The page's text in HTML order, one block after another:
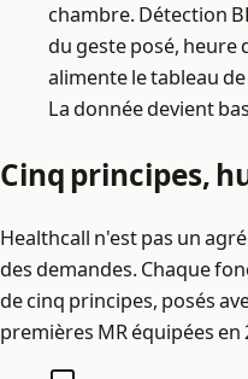
chambre. Détection
du geste posé, heure
alimente le tableau
La donnée devient
Cinq principes,
Healthcall n'est pas un
des demandes. Chaque
de cinq principes, posés
premières MR équipées en